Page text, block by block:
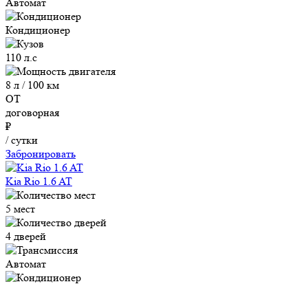
Автомат
Кондиционер
110 л.с
8 л / 100 км
ОТ
договорная
₽
/ сутки
Забронировать
Kia Rio 1.6 AT
5 мест
4 дверей
Автомат